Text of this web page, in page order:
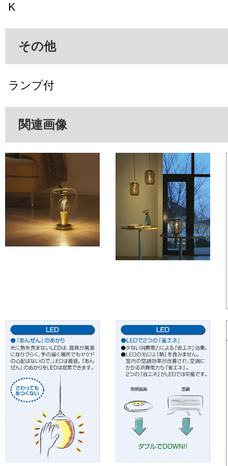
K
その他
ランプ付
関連画像